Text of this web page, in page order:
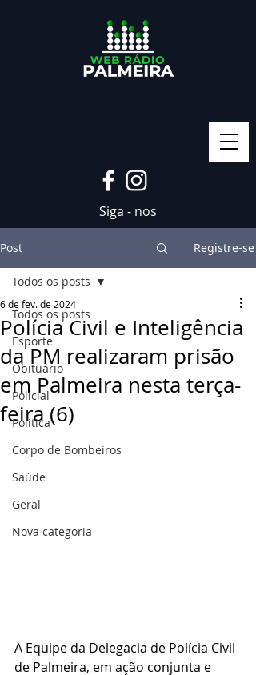
Siga - nos
Post Registre-se
Todos os posts
Esporte
Obituário
Policial
Politica
Corpo de Bombeiros
Saúde
Geral
Nova categoria
Todos os posts
Polícia Civil e Inteligência
da PM realizaram prisão
em Palmeira nesta terça-
feira (6)
6 de fev. de 2024
A Equipe da Delegacia de Polícia Civil
de Palmeira, em ação conjunta e